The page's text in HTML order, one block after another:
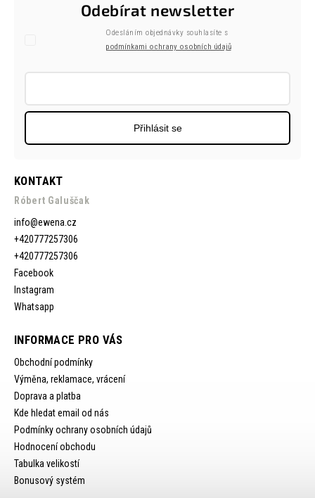
KONTAKT
Róbert Galuščak
info@ewena.cz
+420777257306
+420777257306
Facebook
Instagram
Whatsapp
INFORMACE PRO VÁS
Obchodní podmínky
Výměna, reklamace, vrácení
Doprava a platba
Kde hledat email od nás
Podmínky ochrany osobních údajů
Hodnocení obchodu
Tabulka velikostí
Bonusový systém
Odebírat newsletter
Odesláním objednávky souhlasíte s
podmínkami ochrany osobních údajů
Přihlásit se